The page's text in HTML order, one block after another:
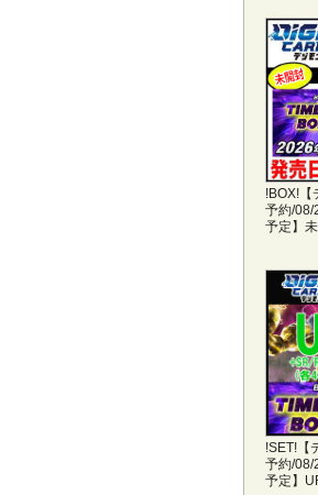
!BOX!【
予約/08/
予定】
!SET!【
予約/08/
予定】